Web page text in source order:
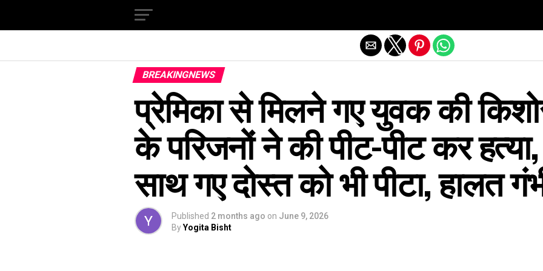
BREAKINGNEWS
प्रेमिका से मिलने गए युवक की
के परिजनों ने की पीट-पीट कर हत्या,
साथ गए दोस्त को भी पीटा, हालत
Published 2 months ago on June 9, 2026
ByYogita Bisht